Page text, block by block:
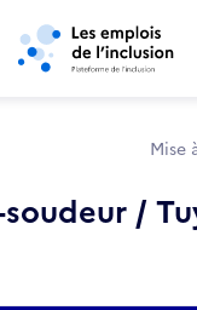
Aller au contenu
Mise
/
page
des cookies